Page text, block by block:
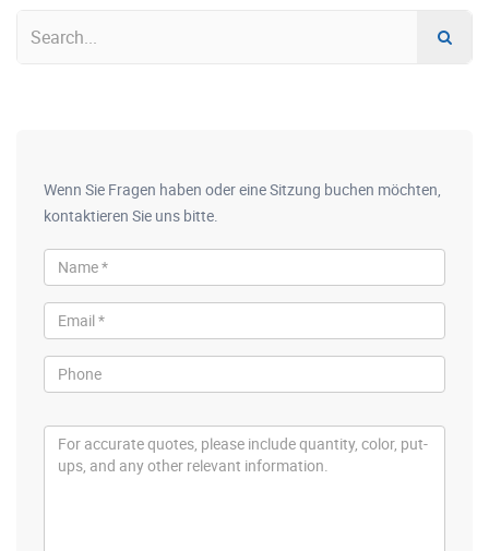
Wenn Sie Fragen haben oder eine Sitzung buchen möchten,
kontaktieren Sie uns bitte.